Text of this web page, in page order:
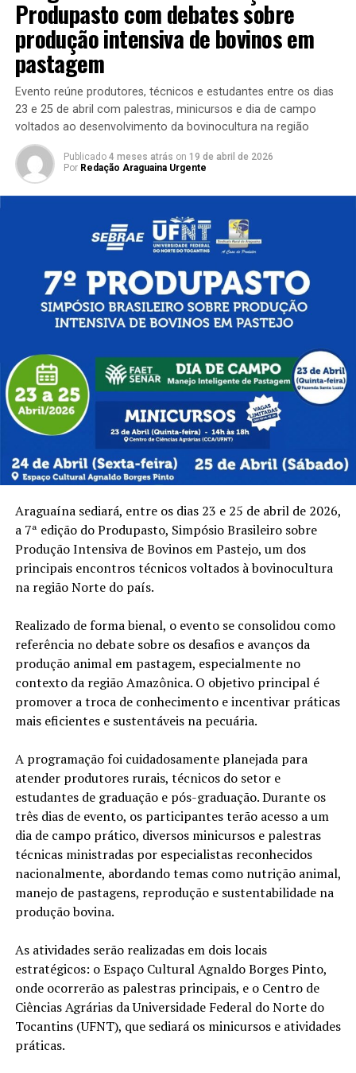
Produpasto com debates sobre
produção intensiva de bovinos em
pastagem
Evento reúne produtores, técnicos e estudantes entre os dias
23 e 25 de abril com palestras, minicursos e dia de campo
voltados ao desenvolvimento da bovinocultura na região
Publicado 4 meses atrás on 19 de abril de 2026
Por Redação Araguaina Urgente
Araguaína sediará, entre os dias 23 e 25 de abril de 2026,
a 7ª edição do Produpasto, Simpósio Brasileiro sobre
Produção Intensiva de Bovinos em Pastejo, um dos
principais encontros técnicos voltados à bovinocultura
na região Norte do país.
Realizado de forma bienal, o evento se consolidou como
referência no debate sobre os desafios e avanços da
produção animal em pastagem, especialmente no
contexto da região Amazônica. O objetivo principal é
promover a troca de conhecimento e incentivar práticas
mais eficientes e sustentáveis na pecuária.
A programação foi cuidadosamente planejada para
atender produtores rurais, técnicos do setor e
estudantes de graduação e pós-graduação. Durante os
três dias de evento, os participantes terão acesso a um
dia de campo prático, diversos minicursos e palestras
técnicas ministradas por especialistas reconhecidos
nacionalmente, abordando temas como nutrição animal,
manejo de pastagens, reprodução e sustentabilidade na
produção bovina.
As atividades serão realizadas em dois locais
estratégicos: o Espaço Cultural Agnaldo Borges Pinto,
onde ocorrerão as palestras principais, e o Centro de
Ciências Agrárias da Universidade Federal do Norte do
Tocantins (UFNT), que sediará os minicursos e atividades
práticas.